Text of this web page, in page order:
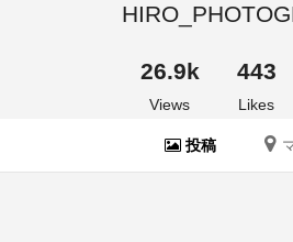
26.9k
Views
443
Likes
投稿